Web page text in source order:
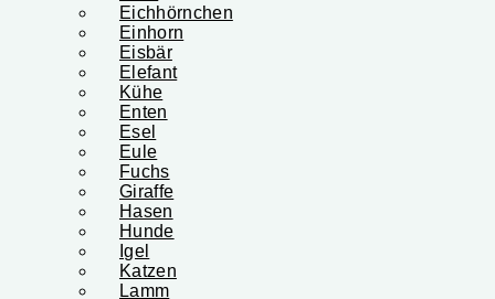
Eichhörnchen
Einhorn
Eisbär
Elefant
Kühe
Enten
Esel
Eule
Fuchs
Giraffe
Hasen
Hunde
Igel
Katzen
Lamm